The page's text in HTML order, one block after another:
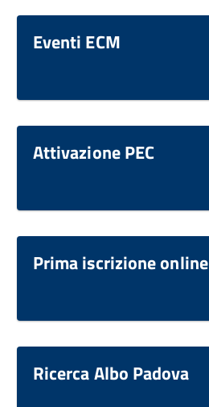
Eventi ECM
Attivazione PEC
Prima iscrizione online
Ricerca Albo Padova